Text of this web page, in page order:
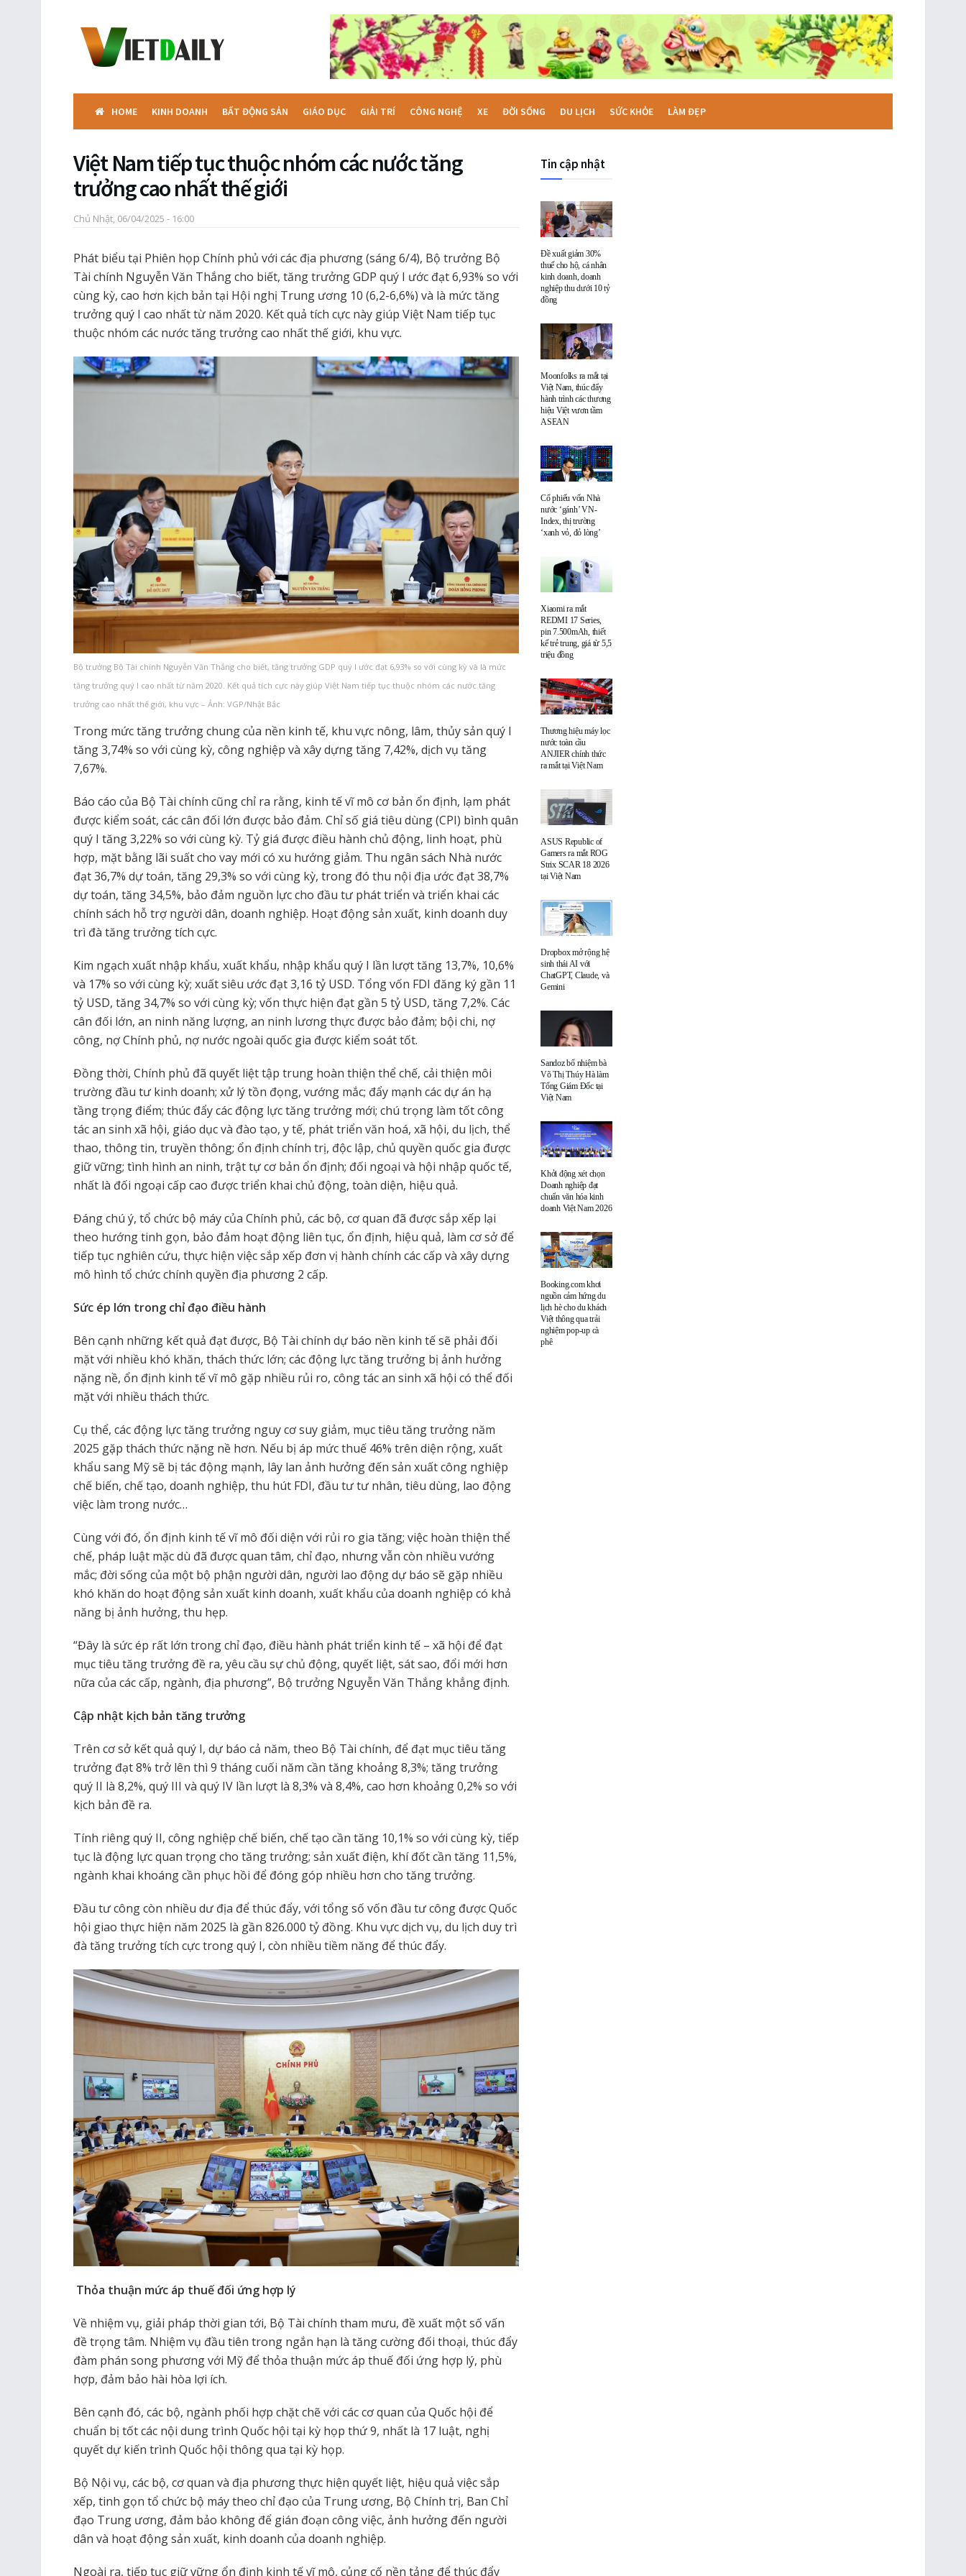
HOME KINH DOANH BẤT ĐỘNG SẢN GIÁO DỤC GIẢI TRÍ CÔNG NGHỆ XE ĐỜI SỐNG DU LỊCH SỨC KHỎE LÀM ĐẸP
Việt Nam tiếp tục thuộc nhóm các nước tăng
trưởng cao nhất thế giới
Chủ Nhật, 06/04/2025 - 16:00
Phát biểu tại Phiên họp Chính phủ với các địa phương (sáng 6/4), Bộ trưởng Bộ
Tài chính Nguyễn Văn Thắng cho biết, tăng trưởng GDP quý I ước đạt 6,93% so với
cùng kỳ, cao hơn kịch bản tại Hội nghị Trung ương 10 (6,2-6,6%) và là mức tăng
trưởng quý I cao nhất từ năm 2020. Kết quả tích cực này giúp Việt Nam tiếp tục
thuộc nhóm các nước tăng trưởng cao nhất thế giới, khu vực.
Bộ trưởng Bộ Tài chính Nguyễn Văn Thắng cho biết, tăng trưởng GDP quý I ước đạt 6,93% so với cùng kỳ và là mức
tăng trưởng quý I cao nhất từ năm 2020. Kết quả tích cực này giúp Việt Nam tiếp tục thuộc nhóm các nước tăng
trưởng cao nhất thế giới, khu vực – Ảnh: VGP/Nhật Bắc
Trong mức tăng trưởng chung của nền kinh tế, khu vực nông, lâm, thủy sản quý I
tăng 3,74% so với cùng kỳ, công nghiệp và xây dựng tăng 7,42%, dịch vụ tăng
7,67%.
Báo cáo của Bộ Tài chính cũng chỉ ra rằng, kinh tế vĩ mô cơ bản ổn định, lạm phát
được kiểm soát, các cân đối lớn được bảo đảm. Chỉ số giá tiêu dùng (CPI) bình quân
quý I tăng 3,22% so với cùng kỳ. Tỷ giá được điều hành chủ động, linh hoạt, phù
hợp, mặt bằng lãi suất cho vay mới có xu hướng giảm. Thu ngân sách Nhà nước
đạt 36,7% dự toán, tăng 29,3% so với cùng kỳ, trong đó thu nội địa ước đạt 38,7%
dự toán, tăng 34,5%, bảo đảm nguồn lực cho đầu tư phát triển và triển khai các
chính sách hỗ trợ người dân, doanh nghiệp. Hoạt động sản xuất, kinh doanh duy
trì đà tăng trưởng tích cực.
Kim ngạch xuất nhập khẩu, xuất khẩu, nhập khẩu quý I lần lượt tăng 13,7%, 10,6%
và 17% so với cùng kỳ; xuất siêu ước đạt 3,16 tỷ USD. Tổng vốn FDI đăng ký gần 11
tỷ USD, tăng 34,7% so với cùng kỳ; vốn thực hiện đạt gần 5 tỷ USD, tăng 7,2%. Các
cân đối lớn, an ninh năng lượng, an ninh lương thực được bảo đảm; bội chi, nợ
công, nợ Chính phủ, nợ nước ngoài quốc gia được kiểm soát tốt.
Đồng thời, Chính phủ đã quyết liệt tập trung hoàn thiện thể chế, cải thiện môi
trường đầu tư kinh doanh; xử lý tồn đọng, vướng mắc; đẩy mạnh các dự án hạ
tầng trọng điểm; thúc đẩy các động lực tăng trưởng mới; chú trọng làm tốt công
tác an sinh xã hội, giáo dục và đào tạo, y tế, phát triển văn hoá, xã hội, du lịch, thể
thao, thông tin, truyền thông; ổn định chính trị, độc lập, chủ quyền quốc gia được
giữ vững; tình hình an ninh, trật tự cơ bản ổn định; đối ngoại và hội nhập quốc tế,
nhất là đối ngoại cấp cao được triển khai chủ động, toàn diện, hiệu quả.
Đáng chú ý, tổ chức bộ máy của Chính phủ, các bộ, cơ quan đã được sắp xếp lại
theo hướng tinh gọn, bảo đảm hoạt động liên tục, ổn định, hiệu quả, làm cơ sở để
tiếp tục nghiên cứu, thực hiện việc sắp xếp đơn vị hành chính các cấp và xây dựng
mô hình tổ chức chính quyền địa phương 2 cấp.
Sức ép lớn trong chỉ đạo điều hành
Bên cạnh những kết quả đạt được, Bộ Tài chính dự báo nền kinh tế sẽ phải đối
mặt với nhiều khó khăn, thách thức lớn; các động lực tăng trưởng bị ảnh hưởng
nặng nề, ổn định kinh tế vĩ mô gặp nhiều rủi ro, công tác an sinh xã hội có thể đối
mặt với nhiều thách thức.
Cụ thể, các động lực tăng trưởng nguy cơ suy giảm, mục tiêu tăng trưởng năm
2025 gặp thách thức nặng nề hơn. Nếu bị áp mức thuế 46% trên diện rộng, xuất
khẩu sang Mỹ sẽ bị tác động mạnh, lây lan ảnh hưởng đến sản xuất công nghiệp
chế biến, chế tạo, doanh nghiệp, thu hút FDI, đầu tư tư nhân, tiêu dùng, lao động
việc làm trong nước…
Cùng với đó, ổn định kinh tế vĩ mô đối diện với rủi ro gia tăng; việc hoàn thiện thể
chế, pháp luật mặc dù đã được quan tâm, chỉ đạo, nhưng vẫn còn nhiều vướng
mắc; đời sống của một bộ phận người dân, người lao động dự báo sẽ gặp nhiều
khó khăn do hoạt động sản xuất kinh doanh, xuất khẩu của doanh nghiệp có khả
năng bị ảnh hưởng, thu hẹp.
“Đây là sức ép rất lớn trong chỉ đạo, điều hành phát triển kinh tế – xã hội để đạt
mục tiêu tăng trưởng đề ra, yêu cầu sự chủ động, quyết liệt, sát sao, đổi mới hơn
nữa của các cấp, ngành, địa phương”, Bộ trưởng Nguyễn Văn Thắng khẳng định.
Cập nhật kịch bản tăng trưởng
Trên cơ sở kết quả quý I, dự báo cả năm, theo Bộ Tài chính, để đạt mục tiêu tăng
trưởng đạt 8% trở lên thì 9 tháng cuối năm cần tăng khoảng 8,3%; tăng trưởng
quý II là 8,2%, quý III và quý IV lần lượt là 8,3% và 8,4%, cao hơn khoảng 0,2% so với
kịch bản đề ra.
Tính riêng quý II, công nghiệp chế biến, chế tạo cần tăng 10,1% so với cùng kỳ, tiếp
tục là động lực quan trọng cho tăng trưởng; sản xuất điện, khí đốt cần tăng 11,5%,
ngành khai khoáng cần phục hồi để đóng góp nhiều hơn cho tăng trưởng.
Đầu tư công còn nhiều dư địa để thúc đẩy, với tổng số vốn đầu tư công được Quốc
hội giao thực hiện năm 2025 là gần 826.000 tỷ đồng. Khu vực dịch vụ, du lịch duy trì
đà tăng trưởng tích cực trong quý I, còn nhiều tiềm năng để thúc đẩy.
Thỏa thuận mức áp thuế đối ứng hợp lý
Về nhiệm vụ, giải pháp thời gian tới, Bộ Tài chính tham mưu, đề xuất một số vấn
đề trọng tâm. Nhiệm vụ đầu tiên trong ngắn hạn là tăng cường đối thoại, thúc đẩy
đàm phán song phương với Mỹ để thỏa thuận mức áp thuế đối ứng hợp lý, phù
hợp, đảm bảo hài hòa lợi ích.
Bên cạnh đó, các bộ, ngành phối hợp chặt chẽ với các cơ quan của Quốc hội để
chuẩn bị tốt các nội dung trình Quốc hội tại kỳ họp thứ 9, nhất là 17 luật, nghị
quyết dự kiến trình Quốc hội thông qua tại kỳ họp.
Bộ Nội vụ, các bộ, cơ quan và địa phương thực hiện quyết liệt, hiệu quả việc sắp
xếp, tinh gọn tổ chức bộ máy theo chỉ đạo của Trung ương, Bộ Chính trị, Ban Chỉ
đạo Trung ương, đảm bảo không để gián đoạn công việc, ảnh hưởng đến người
dân và hoạt động sản xuất, kinh doanh của doanh nghiệp.
Ngoài ra, tiếp tục giữ vững ổn định kinh tế vĩ mô, củng cố nền tảng để thúc đẩy
Tin cập nhật
Đề xuất giảm 30%
thuế cho hộ, cá nhân
kinh doanh, doanh
nghiệp thu dưới 10 tỷ
đồng
Moonfolks ra mắt tại
Việt Nam, thúc đẩy
hành trình các thương
hiệu Việt vươn tầm
ASEAN
Cổ phiếu vốn Nhà
nước ‘gánh’ VN-
Index, thị trường
‘xanh vỏ, đỏ lòng’
Xiaomi ra mắt
REDMI 17 Series,
pin 7.500mAh, thiết
kế trẻ trung, giá từ 5,5
triệu đồng
Thương hiệu máy lọc
nước toàn cầu
ANJIER chính thức
ra mắt tại Việt Nam
ASUS Republic of
Gamers ra mắt ROG
Strix SCAR 18 2026
tại Việt Nam
Dropbox mở rộng hệ
sinh thái AI với
ChatGPT, Claude, và
Gemini
Sandoz bổ nhiệm bà
Võ Thị Thúy Hà làm
Tổng Giám Đốc tại
Việt Nam
Khởi động xét chọn
Doanh nghiệp đạt
chuẩn văn hóa kinh
doanh Việt Nam 2026
Booking.com khơi
nguồn cảm hứng du
lịch hè cho du khách
Việt thông qua trải
nghiệm pop-up cà
phê